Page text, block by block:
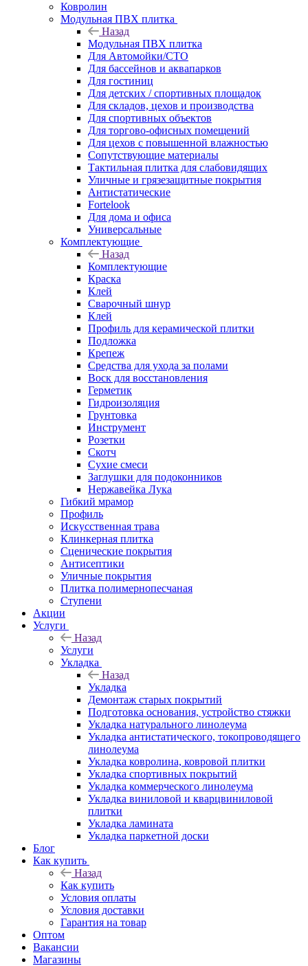
Ковролин
Модульная ПВХ плитка
Назад
Модульная ПВХ плитка
Для Автомойки/СТО
Для бассейнов и аквапарков
Для гостиниц
Для детских / спортивных площадок
Для складов, цехов и производства
Для спортивных объектов
Для торгово-офисных помещений
Для цехов с повышенной влажностью
Сопутствующие материалы
Тактильная плитка для слабовидящих
Уличные и грязезащитные покрытия
Антистатические
Fortelook
Для дома и офиса
Универсальные
Комплектующие
Назад
Комплектующие
Краска
Клей
Сварочный шнур
Клей
Профиль для керамической плитки
Подложка
Крепеж
Средства для ухода за полами
Воск для восстановления
Герметик
Гидроизоляция
Грунтовка
Инструмент
Розетки
Скотч
Сухие смеси
Заглушки для подоконников
Нержавейка Лука
Гибкий мрамор
Профиль
Искусственная трава
Клинкерная плитка
Сценические покрытия
Антисептики
Уличные покрытия
Плитка полимернопесчаная
Ступени
Акции
Услуги
Назад
Услуги
Укладка
Назад
Укладка
Демонтаж старых покрытий
Подготовка основания, устройство стяжки
Укладка натурального линолеума
Укладка антистатического, токопроводящего
линолеума
Укладка ковролина, ковровой плитки
Укладка спортивных покрытий
Укладка коммерческого линолеума
Укладка виниловой и кварцвиниловой
плитки
Укладка ламината
Укладка паркетной доски
Блог
Как купить
Назад
Как купить
Условия оплаты
Условия доставки
Гарантия на товар
Оптом
Вакансии
Магазины